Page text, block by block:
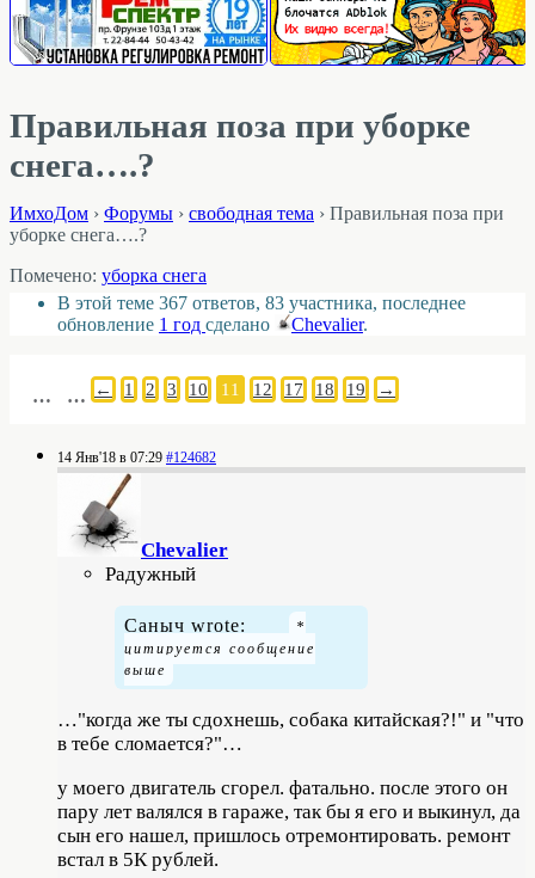
Правильная поза при уборке
снега….?
ИмхоДом › Форумы › свободная тема › Правильная поза при
уборке снега….?
Помечено: уборка снега
В этой теме 367 ответов, 83 участника, последнее
обновление 1 год сделано Chevalier.
← 1 2 3
… 10 11 12
… 17 18 19 →
14 Янв'18 в 07:29 #124682
Chevalier
Радужный
Саныч wrote:
…"когда же ты сдохнешь, собака китайская?!" и "что
в тебе сломается?"…
у моего двигатель сгорел. фатально. после этого он
пару лет валялся в гараже, так бы я его и выкинул, да
сын его нашел, пришлось отремонтировать. ремонт
встал в 5К рублей.